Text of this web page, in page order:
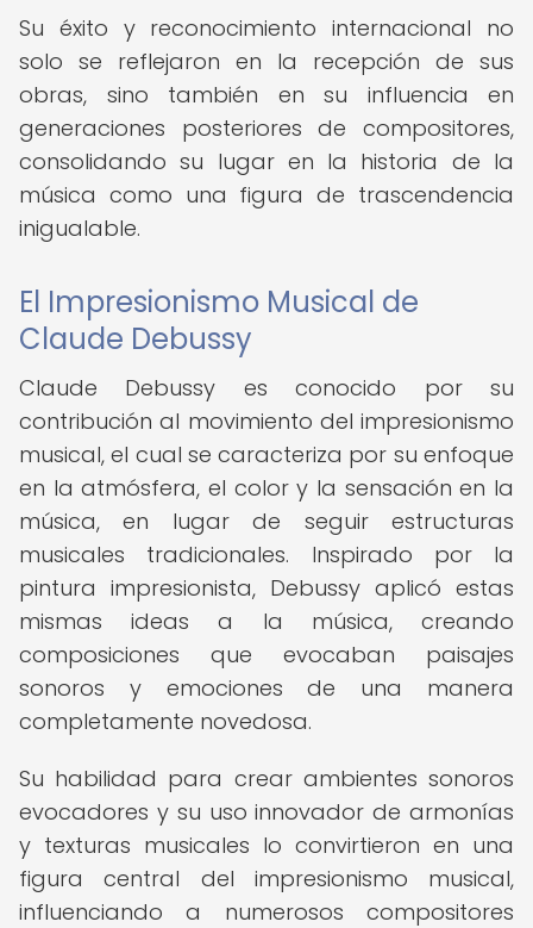
Su éxito y reconocimiento internacional no
solo se reflejaron en la recepción de sus
obras, sino también en su influencia en
generaciones posteriores de compositores,
consolidando su lugar en la historia de la
música como una figura de trascendencia
inigualable.
El Impresionismo Musical de
Claude Debussy
Claude Debussy es conocido por su
contribución al movimiento del impresionismo
musical, el cual se caracteriza por su enfoque
en la atmósfera, el color y la sensación en la
música, en lugar de seguir estructuras
musicales tradicionales. Inspirado por la
pintura impresionista, Debussy aplicó estas
mismas ideas a la música, creando
composiciones que evocaban paisajes
sonoros y emociones de una manera
completamente novedosa.
Su habilidad para crear ambientes sonoros
evocadores y su uso innovador de armonías
y texturas musicales lo convirtieron en una
figura central del impresionismo musical,
influenciando a numerosos compositores